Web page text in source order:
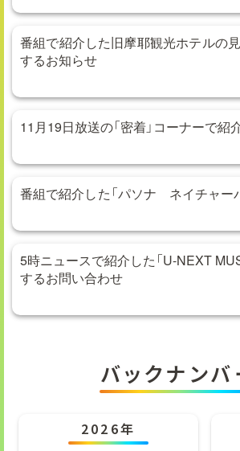
番組で紹介した旧摩耶観光ホテルの
するお知らせ
11月19日放送の「密着」コーナーで紹
番組で紹介した「パソナ ネイチャー
5時ニュースで紹介した「U-NEXT
するお問い合わせ
バックナンバ
2026年